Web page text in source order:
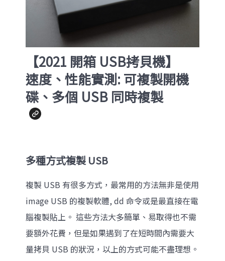
【2021 開箱 USB拷貝機】
速度、性能實測: 可複製開機
碟、多個 USB 同時複製
多種方式複製 USB
複製 USB 有很多方式，最常用的方法無非是使用
image USB 的複製軟體, dd 命令或是最直接在電
腦複製貼上。 這些方法大多簡單、易取得也不需
要額外花費，但是如果遇到了在短時間內需要大
量拷貝 USB 的狀況，以上的方式可能不盡理想。